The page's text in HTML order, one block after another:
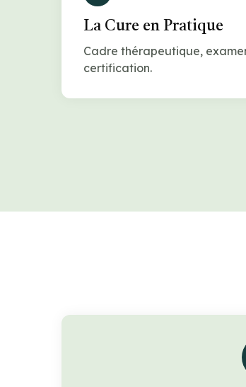
La Cure en Pratique
Cadre thérapeutique,
certification.